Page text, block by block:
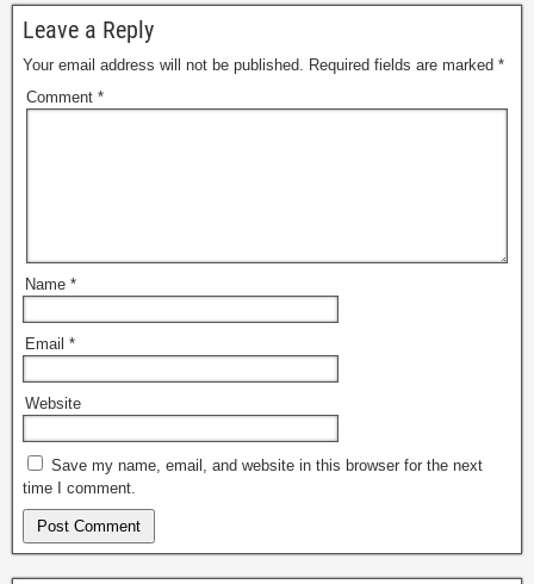
Leave a Reply
Your email address will not be published. Required fields are marked *
Comment *
Name *
Email *
Website
Save my name, email, and website in this browser for the next
time I comment.